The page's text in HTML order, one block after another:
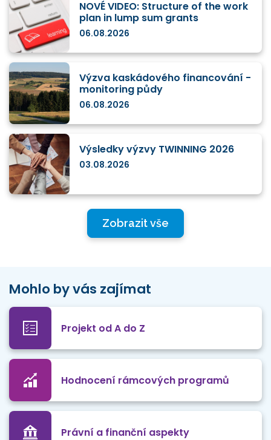
NOVÉ VIDEO: Structure of the work
plan in lump sum grants
06.08.2026
Výzva kaskádového financování -
monitoring půdy
06.08.2026
Výsledky výzvy TWINNING 2026
03.08.2026
Zobrazit vše
Mohlo by vás zajímat
Projekt od A do Z
Hodnocení rámcových programů
Právní a finanční aspekty